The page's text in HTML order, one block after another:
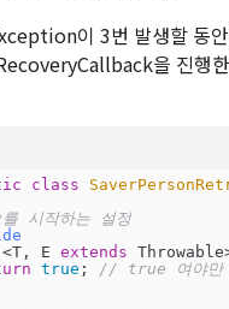
이 3번 발생할 동
을 진행
class
시작하는 설정
<T, E extends
true ; // true 여야만